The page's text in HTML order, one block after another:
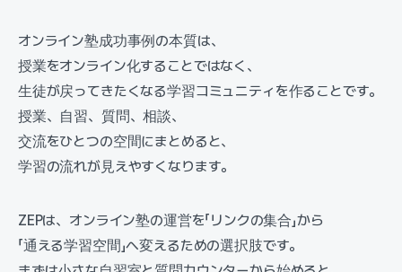
オンライン塾成功事例の本質は、
授業をオンライン化することではなく、
生徒が戻ってきたくなる学習コミュニティを作ることです。
授業、自習、質問、相談、
交流をひとつの空間にまとめると、
学習の流れが見えやすくなります。
ZEPは、オンライン塾の運営を「リンクの集合」から
「通える学習空間」へ変えるための選択肢です。